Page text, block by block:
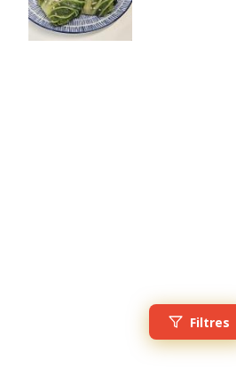
Filtres